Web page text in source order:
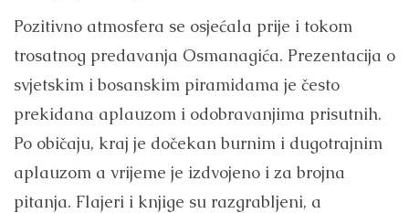
Pozitivno atmosfera se osjećala prije i tokom
trosatnog predavanja Osmanagića. Prezentacija o
svjetskim i bosanskim piramidama je često
prekidana aplauzom i odobravanjima prisutnih.
Po običaju, kraj je dočekan burnim i dugotrajnim
aplauzom a vrijeme je izdvojeno i za brojna
pitanja. Flajeri i knjige su razgrabljeni, a